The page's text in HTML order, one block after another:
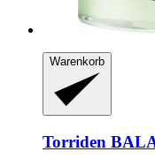
Warenkorb
Torriden